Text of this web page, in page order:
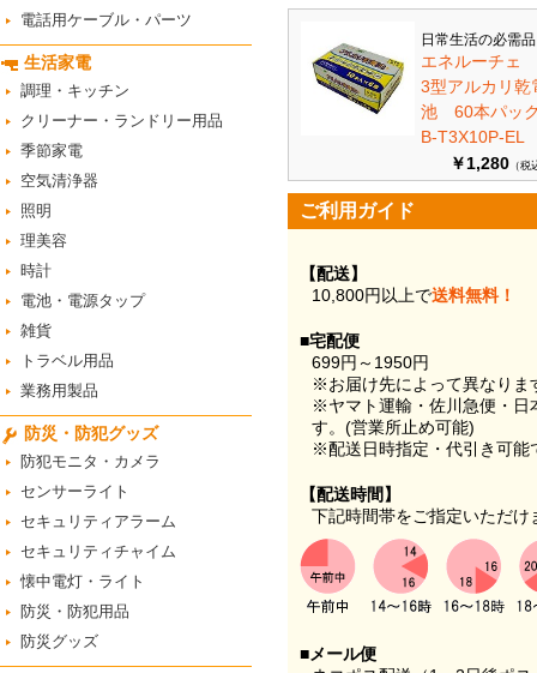
電話用ケーブル・パーツ
生活家電
調理・キッチン
クリーナー・ランドリー用品
季節家電
空気清浄器
照明
理美容
時計
電池・電源タップ
雑貨
トラベル用品
業務用製品
防災・防犯グッズ
防犯モニタ・カメラ
センサーライト
セキュリティアラーム
セキュリティチャイム
懐中電灯・ライト
防災・防犯用品
防災グッズ
日常生活の必需
エネルーチェ
3型アルカリ乾
池 60本パ
B-T3X10P-EL
￥1,280 （税
ご利用ガイド
【配送】
10,800円以上で送料無料！
■宅配便
699円～1950円
※お届け先によって異なりま
※ヤマト運輸・佐川急便・日
す。(営業所止め可能)
※配送日時指定・代引き可能
【配送時間】
下記時間帯をご指定いただけ
■メール便